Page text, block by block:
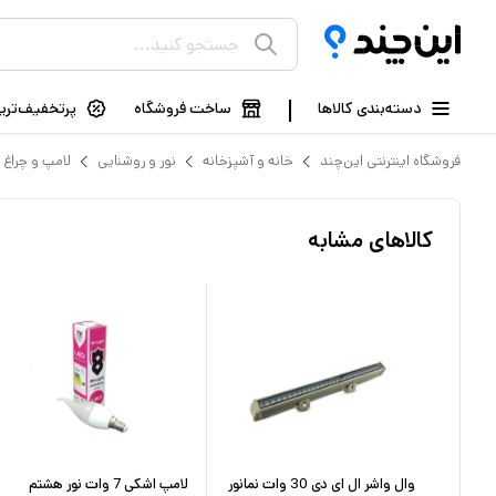
دسته‌بندی کالاها ساخت فروشگاه
فروشگاه اینترنتی این‌چند خانه و آشپزخانه نور و روشنایی لامپ و چراغ
کالاهای مشابه
وال واشر ال ای دی 30 وات نمانور
لامپ اشكی 7 وات نور هشتم